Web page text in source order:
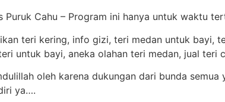
Cahu – Program ini hanya untuk waktu
oleh karena dukungan dari bunda
ya….